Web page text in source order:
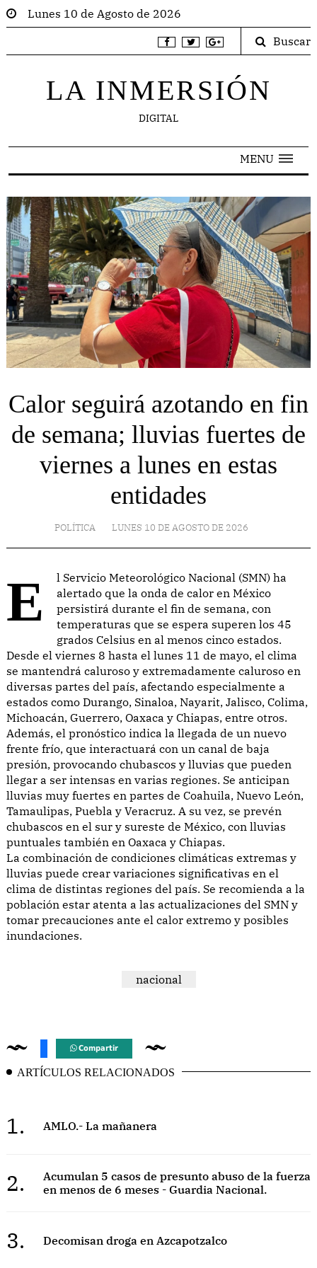
Lunes 10 de Agosto de 2026
Buscar
LA INMERSIÓN
DIGITAL
MENU
Calor seguirá azotando en fin
de semana; lluvias fuertes de
viernes a lunes en estas
entidades
POLÍTICA LUNES 10 DE AGOSTO DE 2026
El Servicio Meteorológico Nacional (SMN) ha
alertado que la onda de calor en México
persistirá durante el fin de semana, con
temperaturas que se espera superen los 45
grados Celsius en al menos cinco estados.
Desde el viernes 8 hasta el lunes 11 de mayo, el clima
se mantendrá caluroso y extremadamente caluroso en
diversas partes del país, afectando especialmente a
estados como Durango, Sinaloa, Nayarit, Jalisco, Colima,
Michoacán, Guerrero, Oaxaca y Chiapas, entre otros.
Además, el pronóstico indica la llegada de un nuevo
frente frío, que interactuará con un canal de baja
presión, provocando chubascos y lluvias que pueden
llegar a ser intensas en varias regiones. Se anticipan
lluvias muy fuertes en partes de Coahuila, Nuevo León,
Tamaulipas, Puebla y Veracruz. A su vez, se prevén
chubascos en el sur y sureste de México, con lluvias
puntuales también en Oaxaca y Chiapas.
La combinación de condiciones climáticas extremas y
lluvias puede crear variaciones significativas en el
clima de distintas regiones del país. Se recomienda a la
población estar atenta a las actualizaciones del SMN y
tomar precauciones ante el calor extremo y posibles
inundaciones.
nacional
Compartir
ARTÍCULOS RELACIONADOS
1. AMLO.- La mañanera
2.
Acumulan 5 casos de presunto abuso de la fuerza
en menos de 6 meses - Guardia Nacional.
3. Decomisan droga en Azcapotzalco